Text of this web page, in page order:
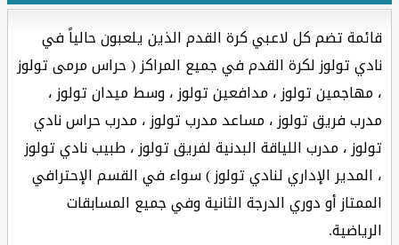
قائمة تضم كل لاعبي كرة القدم الذين يلعبون حالياً في
نادي تولوز لكرة القدم في جميع المراكز ( حراس مرمى تولوز
، مهاجمين تولوز ، مدافعين تولوز ، وسط ميدان تولوز ،
مدرب فريق تولوز ، مساعد مدرب تولوز ، مدرب حراس نادي
تولوز ، مدرب اللياقة البدنية لفريق تولوز ، طبيب نادي تولوز
، المدير الإداري لنادي تولوز ) سواء في القسم الإحترافي
الممتاز أو دوري الدرجة الثانية وفي جميع المسابقات
الرياضية.